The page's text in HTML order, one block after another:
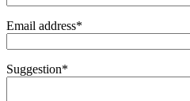
Email address*
Suggestion*